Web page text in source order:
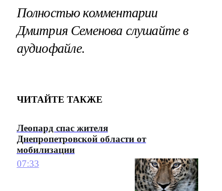
Полностью комментарии
Дмитрия Семенова слушайте в
аудиофайле.
ЧИТАЙТЕ ТАКЖЕ
Леопард спас жителя
Днепропетровской области от
мобилизации
07:33